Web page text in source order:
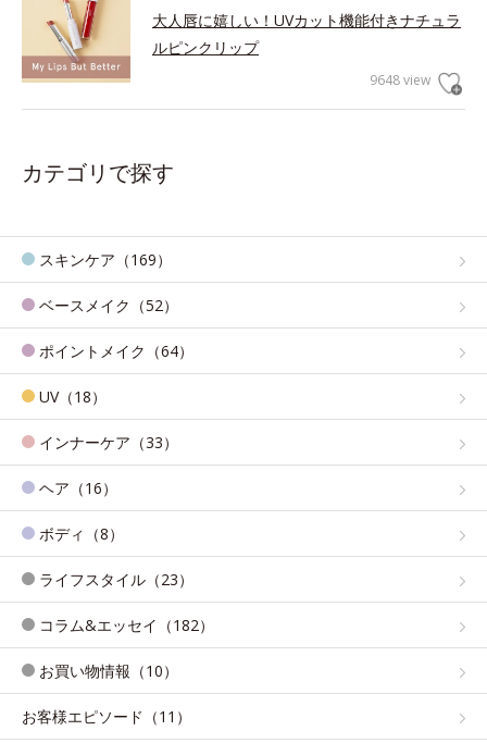
大人唇に嬉しい！UVカット機能付きナチュラ
ルピンクリップ
9648 view
カテゴリで探す
スキンケア（169）
ベースメイク（52）
ポイントメイク（64）
UV（18）
インナーケア（33）
ヘア（16）
ボディ（8）
ライフスタイル（23）
コラム&エッセイ（182）
お買い物情報（10）
お客様エピソード（11）